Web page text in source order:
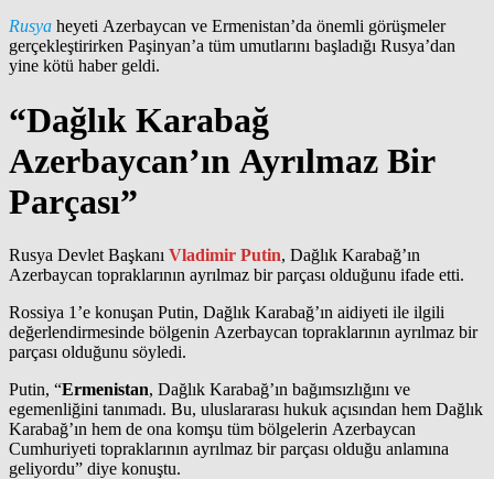
Rusya heyeti Azerbaycan ve Ermenistan’da önemli görüşmeler
gerçekleştirirken Paşinyan’a tüm umutlarını başladığı Rusya’dan
yine kötü haber geldi.
“Dağlık Karabağ
Azerbaycan’ın Ayrılmaz Bir
Parçası”
Rusya Devlet Başkanı Vladimir Putin, Dağlık Karabağ’ın
Azerbaycan topraklarının ayrılmaz bir parçası olduğunu ifade etti.
Rossiya 1’e konuşan Putin, Dağlık Karabağ’ın aidiyeti ile ilgili
değerlendirmesinde bölgenin Azerbaycan topraklarının ayrılmaz bir
parçası olduğunu söyledi.
Putin, “Ermenistan, Dağlık Karabağ’ın bağımsızlığını ve
egemenliğini tanımadı. Bu, uluslararası hukuk açısından hem Dağlık
Karabağ’ın hem de ona komşu tüm bölgelerin Azerbaycan
Cumhuriyeti topraklarının ayrılmaz bir parçası olduğu anlamına
geliyordu” diye konuştu.